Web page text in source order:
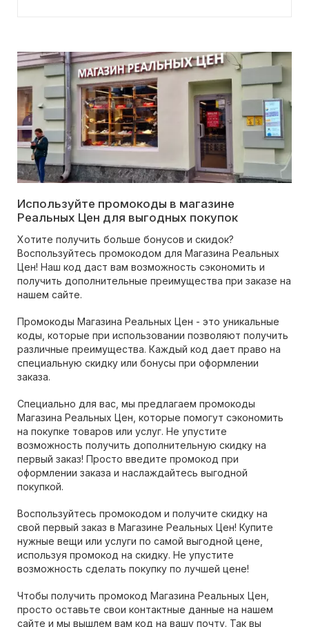
Используйте промокоды в магазине
Реальных Цен для выгодных покупок
Хотите получить больше бонусов и скидок?
Воспользуйтесь промокодом для Магазина Реальных
Цен! Наш код даст вам возможность сэкономить и
получить дополнительные преимущества при заказе на
нашем сайте.
Промокоды Магазина Реальных Цен - это уникальные
коды, которые при использовании позволяют получить
различные преимущества. Каждый код дает право на
специальную скидку или бонусы при оформлении
заказа.
Специально для вас, мы предлагаем промокоды
Магазина Реальных Цен, которые помогут сэкономить
на покупке товаров или услуг. Не упустите
возможность получить дополнительную скидку на
первый заказ! Просто введите промокод при
оформлении заказа и наслаждайтесь выгодной
покупкой.
Воспользуйтесь промокодом и получите скидку на
свой первый заказ в Магазине Реальных Цен! Купите
нужные вещи или услуги по самой выгодной цене,
используя промокод на скидку. Не упустите
возможность сделать покупку по лучшей цене!
Чтобы получить промокод Магазина Реальных Цен,
просто оставьте свои контактные данные на нашем
сайте и мы вышлем вам код на вашу почту. Так вы